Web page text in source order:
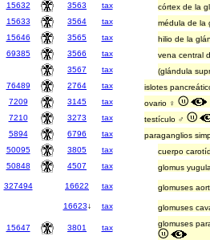
15632
3563 tax córtex de la
15633
3564 tax médula de la
15646
3565 tax hilio de la
69385
3566 tax vena central
3567
tax (glándula
76489
2764 tax islotes
7209
3145 tax ovario ♀
7210
3273 tax testículo ♂
5894
6796 tax paraganglios
50095
3805 tax cuerpo
50848
4507 tax glomus
327494 16622 tax glomuses
16623↓ tax glomuses
15647 3801 tax glomuses